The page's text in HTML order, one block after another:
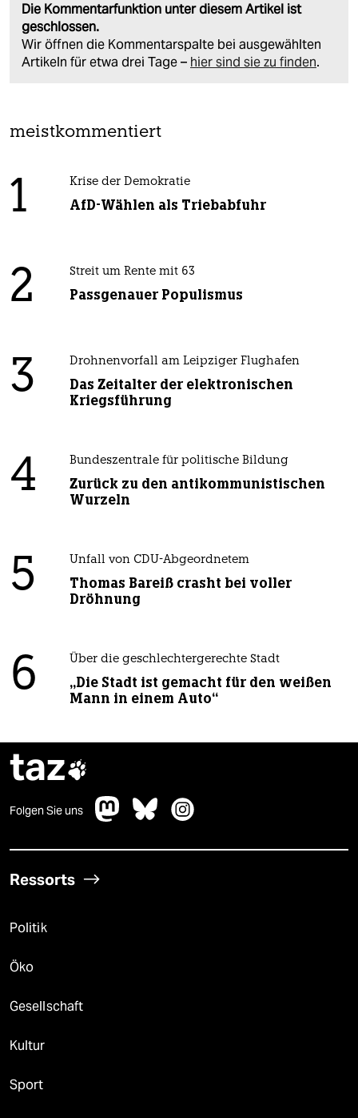
Die Kommentarfunktion unter diesem Artikel ist
geschlossen.
Wir öffnen die Kommentarspalte bei ausgewählten
Artikeln für etwa drei Tage – hier sind sie zu finden.
meistkommentiert
1 Krise der Demokratie
AfD-Wählen als Triebabfuhr
2 Streit um Rente mit 63
Passgenauer Populismus
3 Drohnenvorfall am Leipziger Flughafen
Das Zeitalter der elektronischen
Kriegsführung
4 Bundeszentrale für politische Bildung
Zurück zu den antikommunistischen
Wurzeln
5 Unfall von CDU-Abgeordnetem
Thomas Bareiß crasht bei voller
Dröhnung
6 Über die geschlechtergerechte Stadt
„Die Stadt ist gemacht für den weißen
Mann in einem Auto“
taz
Folgen Sie uns
Ressorts
Politik
Öko
Gesellschaft
Kultur
Sport